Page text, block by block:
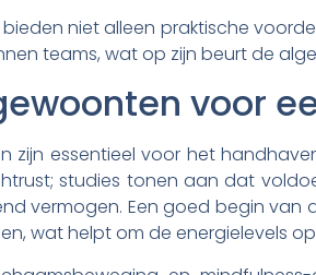
niet alleen praktische
teams, wat op zijn beurt de
voor
zijn essentieel voor het
studies tonen aan dat
vermogen. Een goed begin
wat helpt om de energielevels